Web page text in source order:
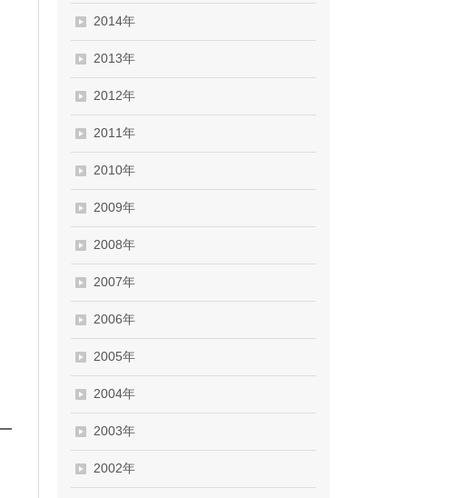
2014年
2013年
2012年
2011年
2010年
2009年
2008年
2007年
2006年
2005年
2004年
2003年
2002年